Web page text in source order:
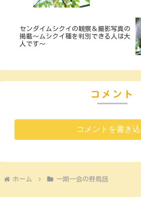
センダイムシクイの観察＆撮影写真の
掲載～ムシクイ種を判別できる人は大
人です～
コメント
コメントを書き
ホーム 一期一会の野鳥話